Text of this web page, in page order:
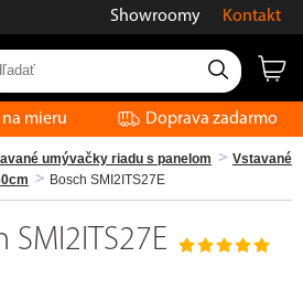
Showroomy Kontakt
na mieru Doprava zadarmo
umývačky riadu s panelom
Vstavané
Bosch SMI2ITS27E
SMI2ITS27E